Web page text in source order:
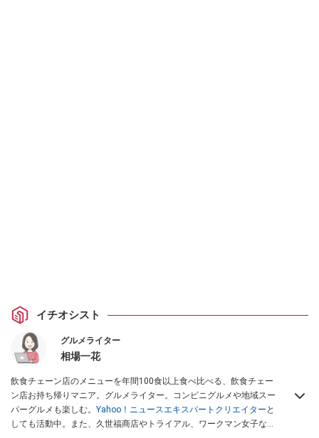
イチオシスト
グルメライター
相場一花
飲食チェーン店のメニューを年間100食以上食べ比べる、飲食チェー
ン店お持ち帰りマニア。グルメライター。コンビニグルメや地域スー
パーグルメも楽しむ。 Yahoo！ニュースエキスパートクリエイター と
しても活動中。また、久世福商店やトライアル、ワークマン女子など